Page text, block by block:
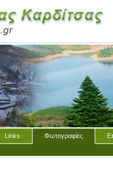
Links Φωτογραφίες